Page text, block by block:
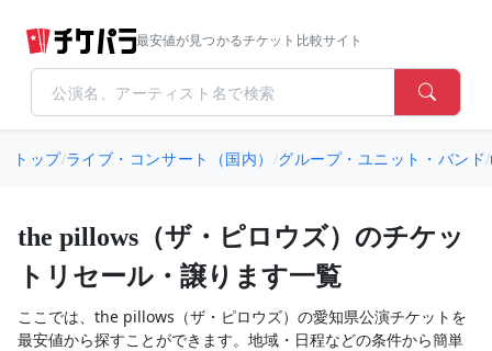
最安値が見つかるチケット比較サイト
トップ/ライブ・コンサート（国内） /グループ・ユニット・バンド/
the pillows（ザ・ピロウズ）のチケッ
トリセール・譲ります一覧
ここでは、the pillows（ザ・ピロウズ）の愛知県公演チケットを
最安値から探すことができます。地域・日程などの条件から簡単